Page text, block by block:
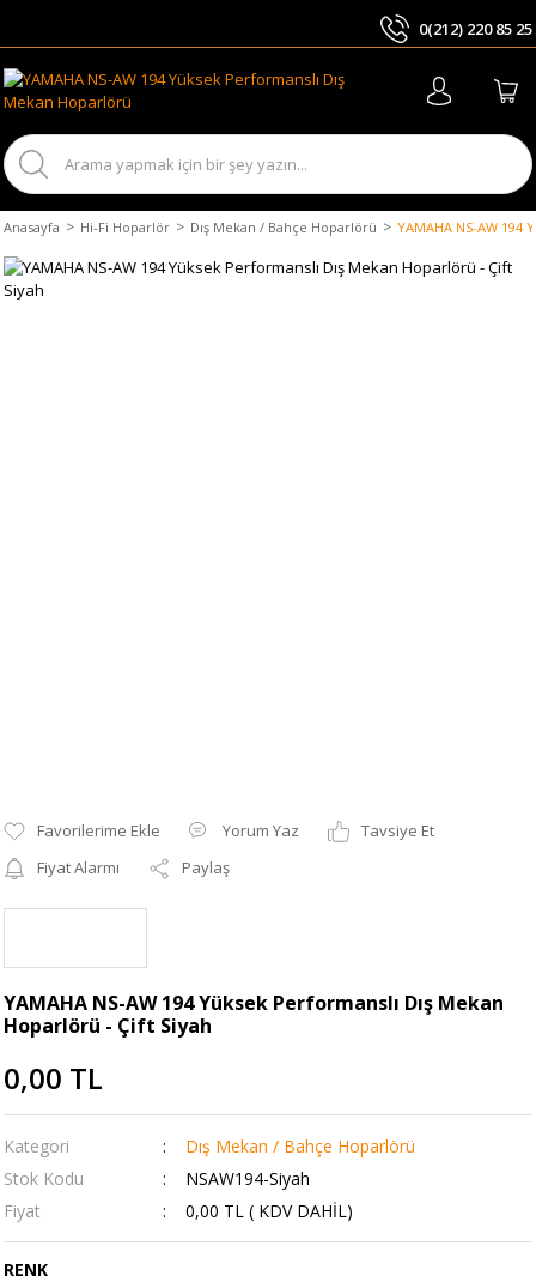
0(212) 220 85 25
Anasayfa Hi-Fi Hoparlör Dış Mekan / Bahçe Hoparlörü YAMAHA NS-AW 194
Yorum Yaz
Tavsiye Et
Fiyat Alarmı
Paylaş
YAMAHA NS-AW 194 Yüksek Performanslı Dış Mekan
Hoparlörü - Çift Siyah
0,00 TL
Kategori
Dış Mekan / Bahçe Hoparlörü
Stok Kodu
NSAW194-Siyah
Fiyat
0,00 TL ( KDV DAHİL)
RENK